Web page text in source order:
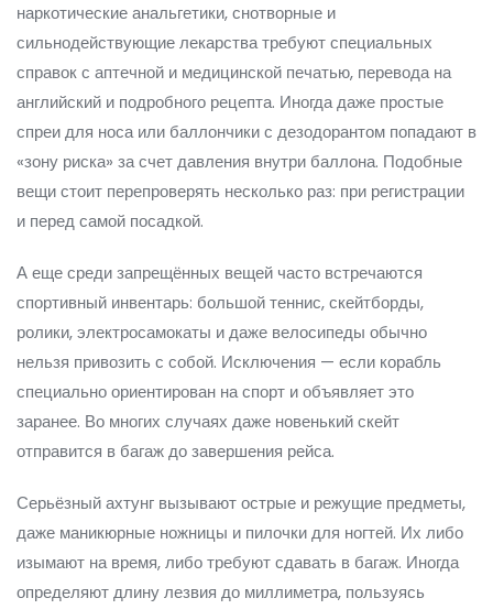
наркотические анальгетики, снотворные и
сильнодействующие лекарства требуют специальных
справок с аптечной и медицинской печатью, перевода на
английский и подробного рецепта. Иногда даже простые
спреи для носа или баллончики с дезодорантом попадают в
«зону риска» за счет давления внутри баллона. Подобные
вещи стоит перепроверять несколько раз: при регистрации
и перед самой посадкой.
А еще среди запрещённых вещей часто встречаются
спортивный инвентарь: большой теннис, скейтборды,
ролики, электросамокаты и даже велосипеды обычно
нельзя привозить с собой. Исключения — если корабль
специально ориентирован на спорт и объявляет это
заранее. Во многих случаях даже новенький скейт
отправится в багаж до завершения рейса.
Серьёзный ахтунг вызывают острые и режущие предметы,
даже маникюрные ножницы и пилочки для ногтей. Их либо
изымают на время, либо требуют сдавать в багаж. Иногда
определяют длину лезвия до миллиметра, пользуясь